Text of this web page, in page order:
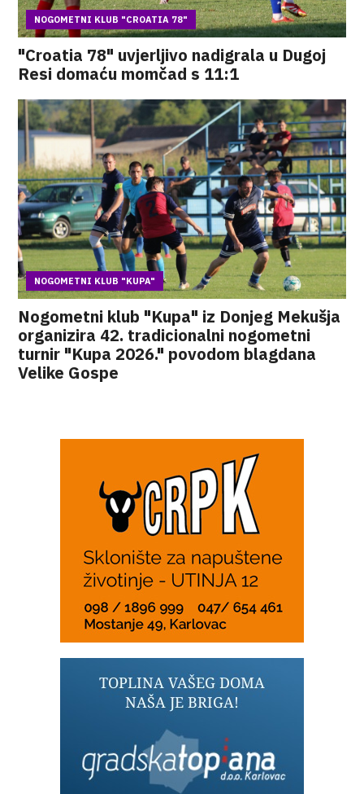
NOGOMETNI KLUB "CROATIA 78"
"Croatia 78" uvjerljivo nadigrala u Dugoj
Resi domaću momčad s 11:1
NOGOMETNI KLUB "KUPA"
Nogometni klub "Kupa" iz Donjeg Mekušja
organizira 42. tradicionalni nogometni
turnir "Kupa 2026." povodom blagdana
Velike Gospe